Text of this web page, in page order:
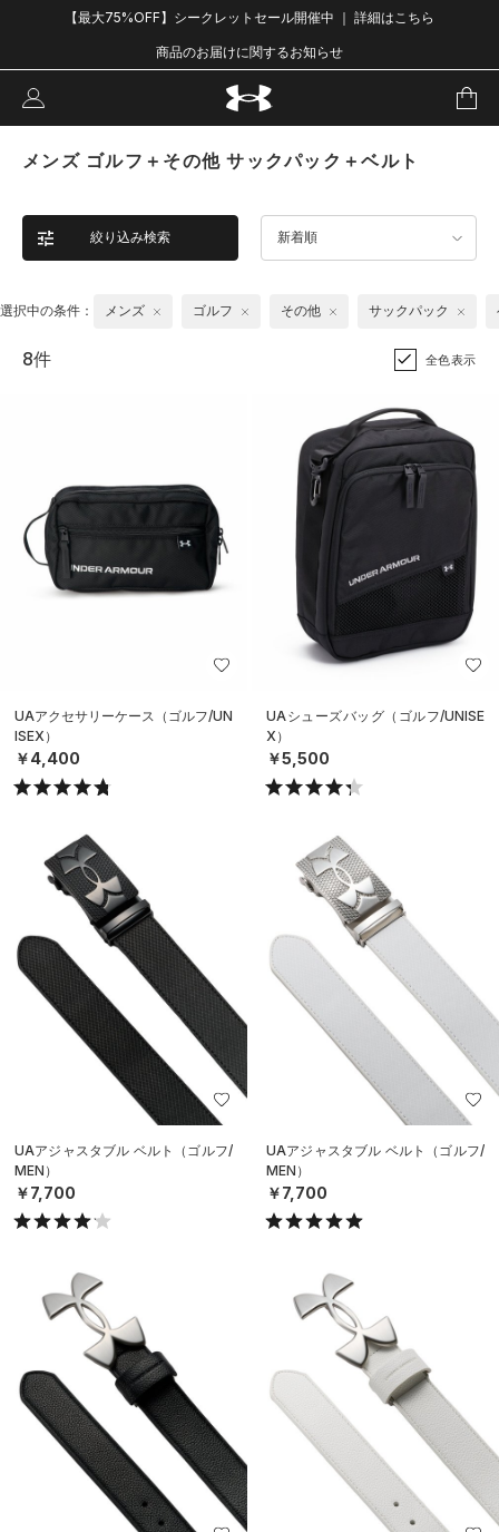
【最大75%OFF】シークレットセール開催中 ｜ 詳細はこちら
商品のお届けに関するお知らせ
メンズ ゴルフ＋その他 サックパック＋ベルト
絞り込み検索 新着順
選択中の条件： メンズ ゴルフ その他 サックパック
8件 全色表示
UAアクセサリーケース（ゴルフ/UN
ISEX）
￥4,400
UAシューズバッグ（ゴルフ/UNISE
X）
￥5,500
UAアジャスタブル ベルト（ゴルフ/
MEN）
￥7,700
UAアジャスタブル ベルト（ゴルフ/
MEN）
￥7,700